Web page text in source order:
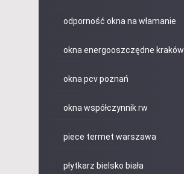
odporność okna na włamanie
okna energooszczędne kraków
okna pcv poznań
okna współczynnik rw
piece termet warszawa
płytkarz bielsko biała